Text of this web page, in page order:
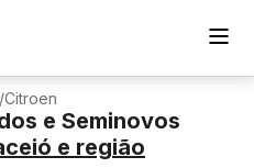
/Citroen
e Seminovos
e região